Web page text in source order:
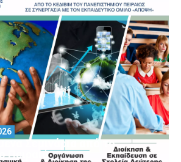
Σεμινάρια από το
Πειραιά